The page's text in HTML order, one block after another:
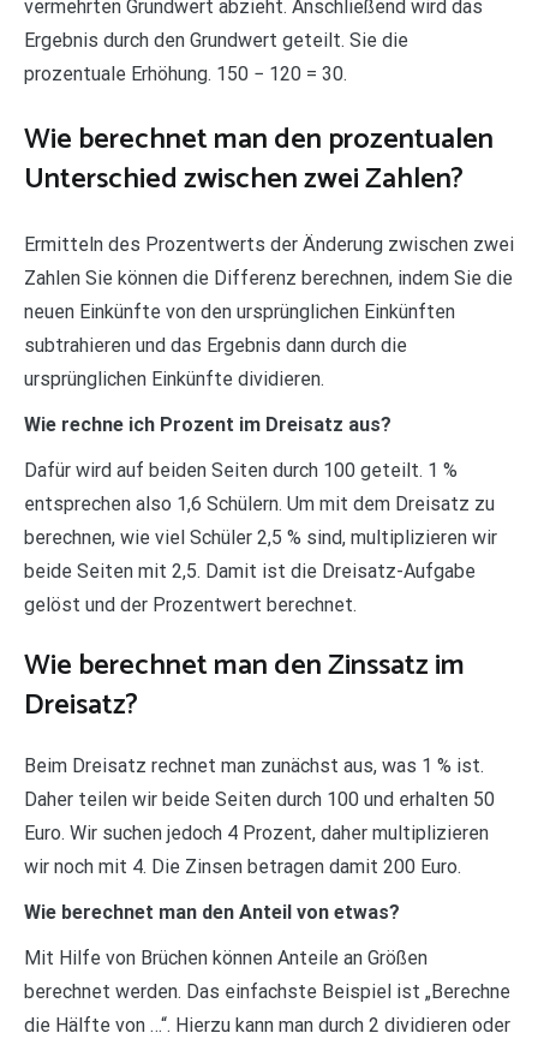
vermehrten Grundwert abzieht. Anschließend wird das
Ergebnis durch den Grundwert geteilt. Sie die
prozentuale Erhöhung. 150 − 120 = 30.
Wie berechnet man den prozentualen
Unterschied zwischen zwei Zahlen?
Ermitteln des Prozentwerts der Änderung zwischen zwei
Zahlen Sie können die Differenz berechnen, indem Sie die
neuen Einkünfte von den ursprünglichen Einkünften
subtrahieren und das Ergebnis dann durch die
ursprünglichen Einkünfte dividieren.
Wie rechne ich Prozent im Dreisatz aus?
Dafür wird auf beiden Seiten durch 100 geteilt. 1 %
entsprechen also 1,6 Schülern. Um mit dem Dreisatz zu
berechnen, wie viel Schüler 2,5 % sind, multiplizieren wir
beide Seiten mit 2,5. Damit ist die Dreisatz-Aufgabe
gelöst und der Prozentwert berechnet.
Wie berechnet man den Zinssatz im
Dreisatz?
Beim Dreisatz rechnet man zunächst aus, was 1 % ist.
Daher teilen wir beide Seiten durch 100 und erhalten 50
Euro. Wir suchen jedoch 4 Prozent, daher multiplizieren
wir noch mit 4. Die Zinsen betragen damit 200 Euro.
Wie berechnet man den Anteil von etwas?
Mit Hilfe von Brüchen können Anteile an Größen
berechnet werden. Das einfachste Beispiel ist „Berechne
die Hälfte von …“. Hierzu kann man durch 2 dividieren oder